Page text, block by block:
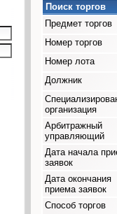
Поиск торгов
Предмет торгов
Номер торгов
Номер лота
Должник
организация
Арбитражный
управляющий
Дата начала
заявок
Дата окончания
приема заявок
Способ торгов